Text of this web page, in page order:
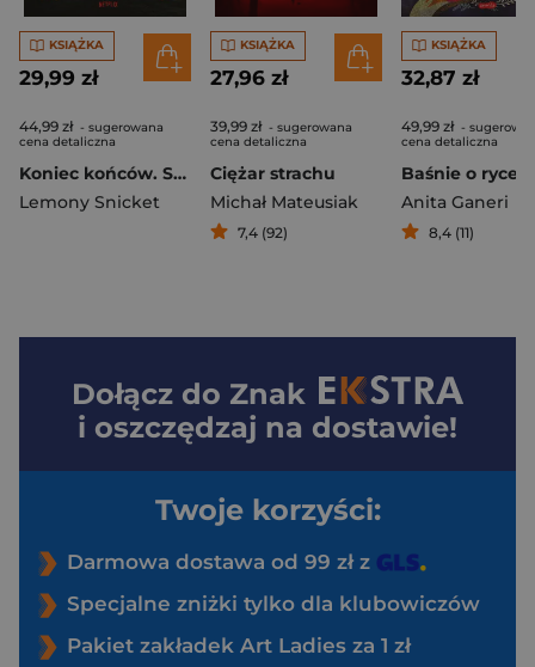
KSIĄŻKA
29,99 zł
44,99 zł - sugerowana
cena detaliczna
Koniec końców. Seria niefortunnych zdarzeń. Tom 13
Lemony Snicket
KSIĄŻKA
27,96 zł
39,99 zł - sugerowana
cena detaliczna
Ciężar strachu
Michał Mateusiak
7,4 (92)
KSIĄŻKA
32,87 zł
49,99 zł -
cena detaliczna
Anita Ganeri
8,4 (11)
Dołącz do Znak
i oszczędzaj na dostawie!
Twoje korzyści:
Darmowa dostawa od 99 zł z
Specjalne zniżki tylko dla klubowiczów
Pakiet zakładek Art Ladies za 1 zł